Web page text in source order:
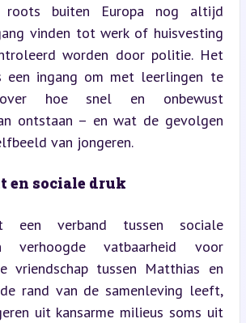
roots buiten Europa nog altijd
vinden tot werk of huisvesting
worden door politie. Het
een ingang om met leerlingen te
over hoe snel en onbewust
ontstaan – en wat de gevolgen
van jongeren.
en sociale druk
een verband tussen sociale
verhoogde vatbaarheid voor
vriendschap tussen Matthias en
rand van de samenleving leeft,
uit kansarme milieus soms uit